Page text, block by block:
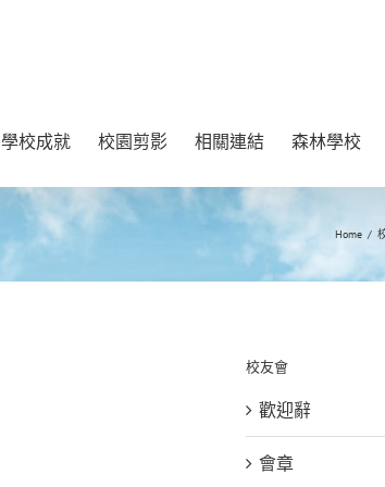
學校成就 校園剪影 相關連結 森林學校
Home /
校友會
歡迎辭
會章